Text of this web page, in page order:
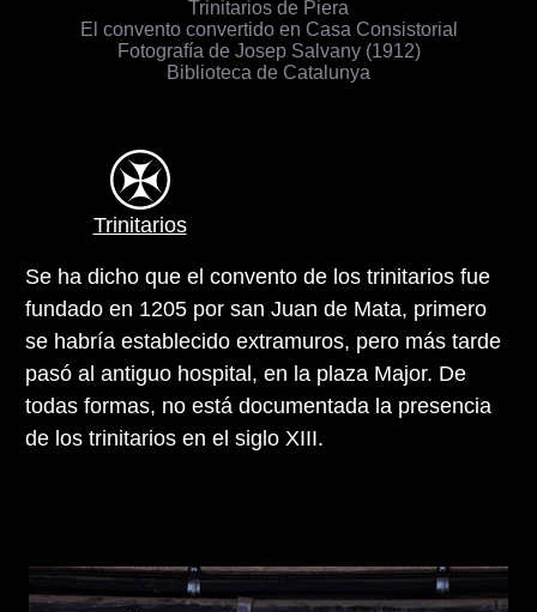
Trinitarios de Piera
El convento convertido en Casa Consistorial
Fotografía de Josep Salvany (1912)
Biblioteca de Catalunya
Trinitarios
Se ha dicho que el convento de los trinitarios fue
fundado en 1205 por san Juan de Mata, primero
se habría establecido extramuros, pero más tarde
pasó al antiguo hospital, en la plaza Major. De
todas formas, no está documentada la presencia
de los trinitarios en el siglo XIII.